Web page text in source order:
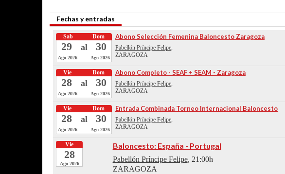
Fechas y entradas
Sab Dom
29 al 30
Ago 2026 Ago 2026
Abono Selección Femenina Baloncesto Zaragoza
Pabellón Príncipe Felipe,
ZARAGOZA
Vie Dom
28 al 30
Ago 2026 Ago 2026
Abono Completo - SEAF + SEAM - Zaragoza
Pabellón Príncipe Felipe,
ZARAGOZA
Vie Dom
28 al 30
Ago 2026 Ago 2026
Entrada Combinada Torneo Internacional Baloncesto
Pabellón Príncipe Felipe,
ZARAGOZA
Vie
28
Ago 2026
Baloncesto: España - Portugal
Pabellón Príncipe Felipe, 21:00h
ZARAGOZA